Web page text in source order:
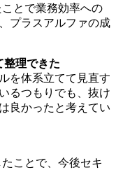
とで業務効率への
プラスアルファの成
整理できた
を体系立てて見直す
るつもりでも、抜け
良かったと考えてい
ことで、今後セキ